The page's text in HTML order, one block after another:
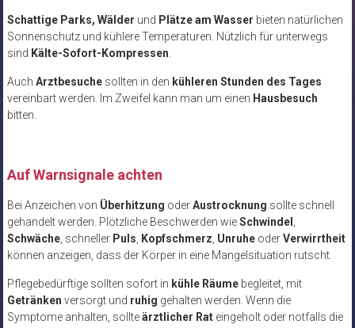
Schattige Parks, Wälder und Plätze am Wasser bieten natürlichen
Sonnenschutz und kühlere Temperaturen. Nützlich für unterwegs
sind Kälte-Sofort-Kompressen
Auch Arztbesuchesollten in den kühleren Stunden des Tages
vereinbart werden. Im Zweifel kann man um einen Hausbesuch
bitten.
Auf Warnsignale achten
Bei Anzeichen von Überhitzung oderAustrocknung sollte schnell
gehandelt werden. Plötzliche Beschwerden wieSchwindel
Schwäche, schneller Puls Kopfschmerz UnruheoderVerwirrtheit
können anzeigen, dass der Körper in eine Mangelsituation rutscht.
Pflegebedürftige sollten sofort in kühle Räumebegleitet, mit
Getränken versorgt und ruhig gehalten werden. Wenn die
Symptome anhalten, sollteärztlicher Rateingeholt oder notfalls die